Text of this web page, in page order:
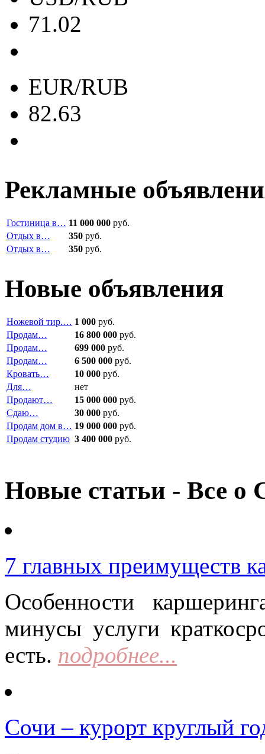
71.02
EUR/RUB
82.63
Рекламные
Гостиница в… 11 000 000 руб.
Отдых в…
350 руб.
Отдых в…
350 руб.
Новые объявления
Ножевой тир.… 1 000 руб.
Продам…
16 800 000 руб.
Продам…
699 000 руб.
Продам…
6 500 000 руб.
Кровать…
10 000 руб.
Для…
нет
Продают…
15 000 000 руб.
Сдаю…
30 000 руб.
Продам дом в… 19 000 000 руб.
Продам студию 3 400 000 руб.
Новые статьи - Все о
7 главных преимуществ
Особенности
минусы услуги
есть. подробнее...
Сочи – курорт круглый